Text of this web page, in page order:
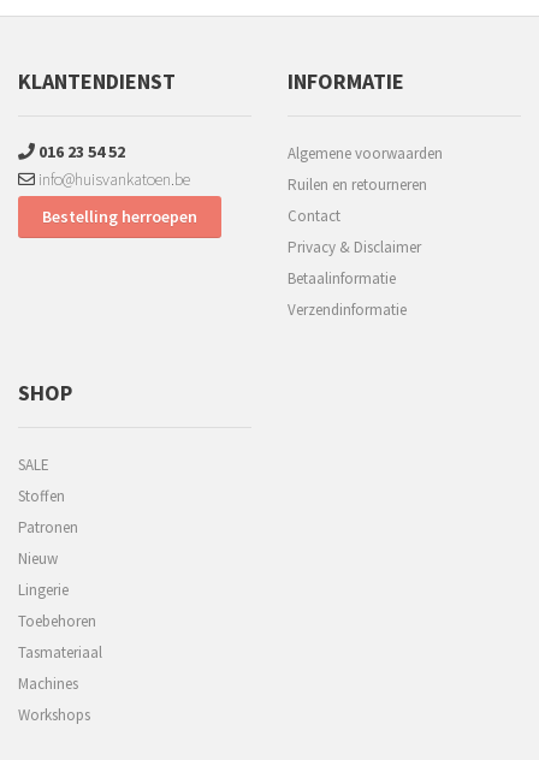
KLANTENDIENST
016 23 54 52
info@huisvankatoen.be
Bestelling herroepen
INFORMATIE
Algemene voorwaarden
Ruilen en retourneren
Contact
Privacy & Disclaimer
Betaalinformatie
Verzendinformatie
SHOP
SALE
Stoffen
Patronen
Nieuw
Lingerie
Toebehoren
Tasmateriaal
Machines
Workshops